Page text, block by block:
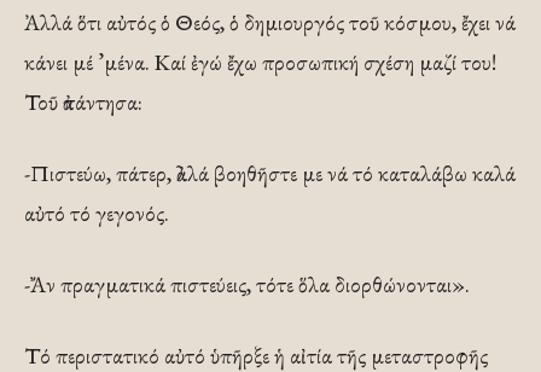
Ἀλλά ὅτι αὐτός ὁ Θεός, ὁ δημιουργός τοῦ κόσμου, ἔχει νά
κάνει μέ ’μένα. Καί ἐγώ ἔχω προσωπική σχέση μαζί του!
Τοῦ ἀπάντησα:
-Πιστεύω, πάτερ, ἀλλά βοηθῆστε με νά τό καταλάβω καλά
αὐτό τό γεγονός.
-Ἄν πραγματικά πιστεύεις, τότε ὅλα διορθώνονται».
Τό περιστατικό αὐτό ὑπῆρξε ἡ αἰτία τῆς μεταστροφῆς